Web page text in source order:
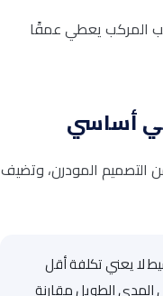
المركب يعطي عمقًا
أساسي
التصميم المودرن، وتضيف
لا يعني تكلفة أقل
المدى الطويل مقارنة